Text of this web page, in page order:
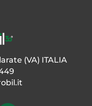
(VA) ITALIA